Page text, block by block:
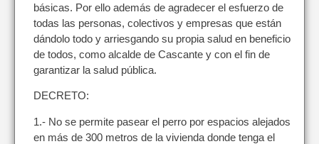
básicas. Por ello además de agradecer el esfuerzo de
todas las personas, colectivos y empresas que están
dándolo todo y arriesgando su propia salud en beneficio
de todos, como alcalde de Cascante y con el fin de
garantizar la salud pública.
DECRETO:
1.- No se permite pasear el perro por espacios alejados
en más de 300 metros de la vivienda donde tenga el